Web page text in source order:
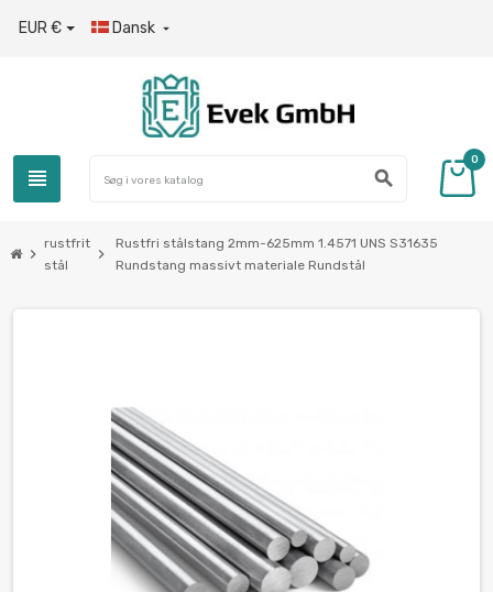
EUR € Dansk 
view_headline search
0
chevron_right
rustfrit
stål
chevron_right
Rustfri stålstang 2mm-625mm 1.4571 UNS S31635
Rundstang massivt materiale Rundstål